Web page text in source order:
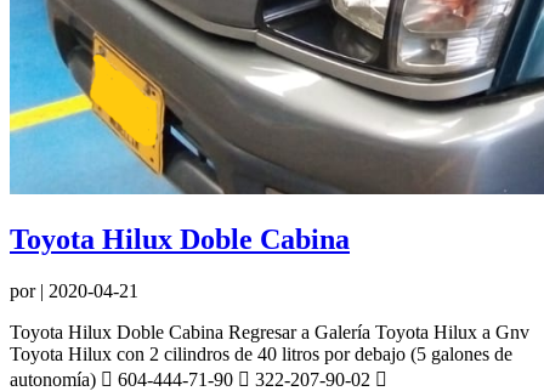
Toyota Hilux Doble Cabina
por | 2020-04-21
Toyota Hilux Doble Cabina Regresar a Galería Toyota Hilux a Gnv
Toyota Hilux con 2 cilindros de 40 litros por debajo (5 galones de
autonomía)  604-444-71-90  322-207-90-02 